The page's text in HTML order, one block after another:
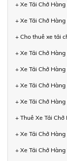
+ Xe Tải Chở
+ Xe Tải Chở
+ Cho thuê xe tải
+ Xe Tải Chở
+ Xe Tải Chở
+ Xe Tải Chở
+ Xe Tải Chở
+ Thuê Xe Tải Chở
+ Xe Tải Chở
+ Xe Tải Chở